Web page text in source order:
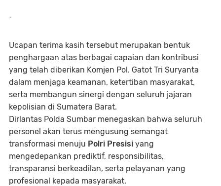
-
Ucapan terima kasih tersebut merupakan bentuk
penghargaan atas berbagai capaian dan kontribusi
yang telah diberikan Komjen Pol. Gatot Tri Suryanta
dalam menjaga keamanan, ketertiban masyarakat,
serta membangun sinergi dengan seluruh jajaran
kepolisian di Sumatera Barat.
Dirlantas Polda Sumbar menegaskan bahwa seluruh
personel akan terus mengusung semangat
transformasi menuju Polri Presisi yang
mengedepankan prediktif, responsibilitas,
transparansi berkeadilan, serta pelayanan yang
profesional kepada masyarakat.